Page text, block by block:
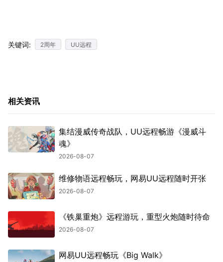
关键词: 2周年 UU远程
相关资讯
集结漫威传奇战队，UU远程畅游《漫威斗
魂》
2026-08-07
维修物语远程畅玩，网易UU远程随时开张
2026-08-07
《铁巢重炮》远程游玩，重型火炮随时待命
2026-08-07
网易UU远程畅玩《Big Walk》